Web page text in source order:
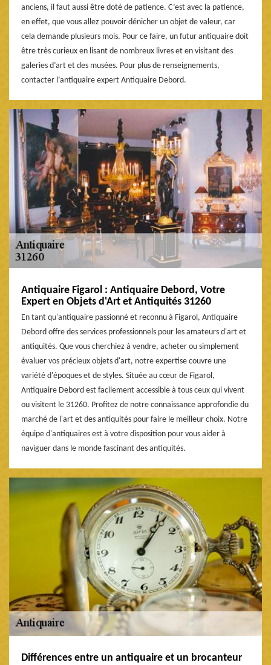
anciens, il faut aussi être doté de patience. C’est avec la patience,
en effet, que vous allez pouvoir dénicher un objet de valeur, car
cela demande plusieurs mois. Pour ce faire, un futur antiquaire doit
être très curieux en lisant de nombreux livres et en visitant des
galeries d’art et des musées. Pour plus de renseignements,
contacter l’antiquaire expert Antiquaire Debord.
Antiquaire Figarol : Antiquaire Debord, Votre
Expert en Objets d'Art et Antiquités 31260
En tant qu'antiquaire passionné et reconnu à Figarol, Antiquaire
Debord offre des services professionnels pour les amateurs d'art et
antiquités. Que vous cherchiez à vendre, acheter ou simplement
évaluer vos précieux objets d'art, notre expertise couvre une
variété d'époques et de styles. Située au cœur de Figarol,
Antiquaire Debord est facilement accessible à tous ceux qui vivent
ou visitent le 31260. Profitez de notre connaissance approfondie du
marché de l'art et des antiquités pour faire le meilleur choix. Notre
équipe d'antiquaires est à votre disposition pour vous aider à
naviguer dans le monde fascinant des antiquités.
Différences entre un antiquaire et un brocanteur